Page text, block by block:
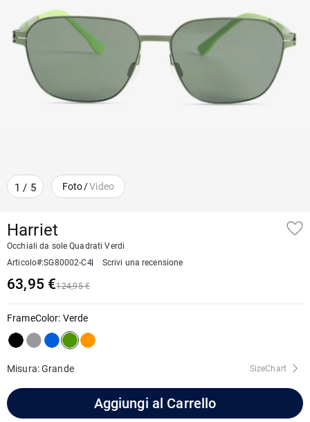
1 / 5 Foto/Video
Harriet
Occhiali da sole Quadrati Verdi
Articolo#:SG80002-C4 Scrivi una recensione
63,95 €124,95 €
FrameColor: Verde
Misura: Grande SizeChart
Aggiungi al Carrello